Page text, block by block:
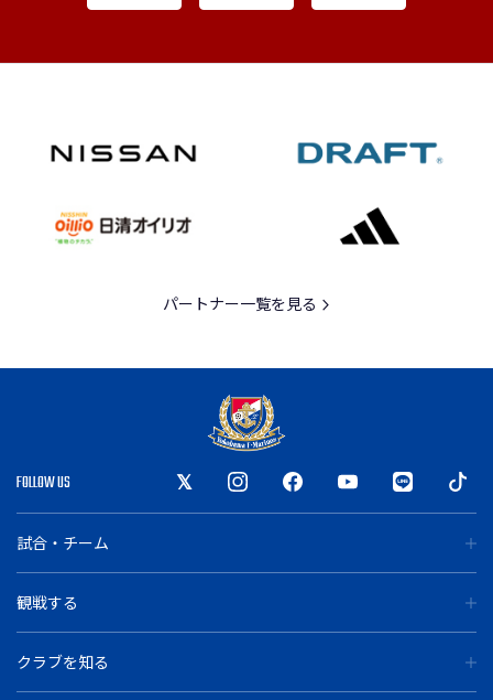
パートナー一覧を見る
FOLLOW US
試合・チーム
観戦する
クラブを知る